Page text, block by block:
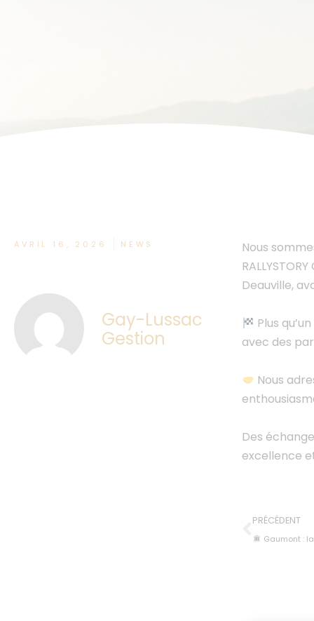
AVRIL 16, 2026 NEWS
Gay-Lussac
Gestion
Nous
Deauville,
Plus
avec des
Nous
Des
excellence
PRÉCÉDENT
Gaumont : la